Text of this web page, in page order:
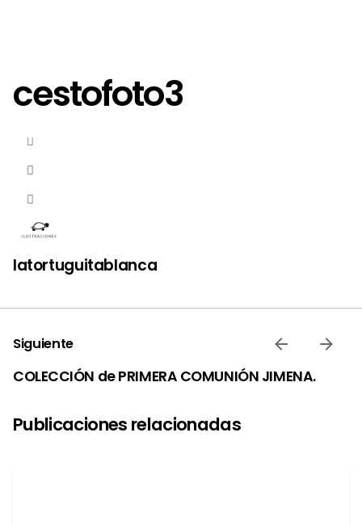
cestofoto3
latortuguitablanca
Siguiente
COLECCIÓN de PRIMERA COMUNIÓN JIMENA.
Publicaciones relacionadas